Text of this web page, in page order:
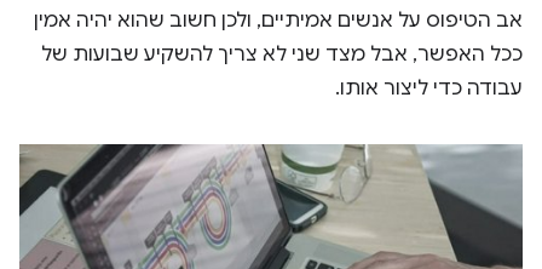
אב הטיפוס על אנשים אמיתיים, ולכן חשוב שהוא יהיה אמין
ככל האפשר, אבל מצד שני לא צריך להשקיע שבועות של
עבודה כדי ליצור אותו.